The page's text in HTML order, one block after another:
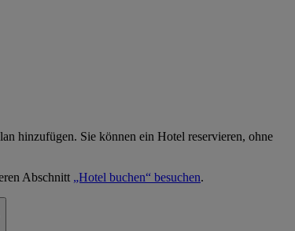
hinzufügen. Sie können ein Hotel reservieren, ohne
Abschnitt „Hotel buchen“ besuchen.